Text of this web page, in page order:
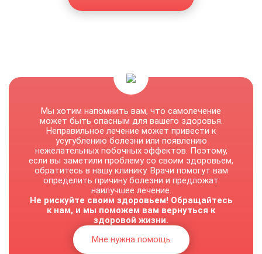
Мы хотим напомнить вам, что самолечение
может быть опасным для вашего здоровья.
Неправильное лечение может привести к
усугублению болезни или появлению
нежелательных побочных эффектов. Поэтому,
если вы заметили проблему со своим здоровьем,
обратитесь в нашу клинику. Врачи помогут вам
определить причину болезни и предложат
наилучшее лечение.
Не рискуйте своим здоровьем! Обращайтесь
к нам, и мы поможем вам вернуться к
здоровой жизни.
Мне нужна помощь